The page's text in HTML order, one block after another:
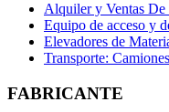
Alquiler y Ventas De
Equipo de acceso y
Elevadores de
Transporte:
FABRICANTE